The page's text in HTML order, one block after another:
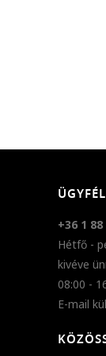
+36 1 88
Hétfő -
kivéve
08:00 -
E-mail